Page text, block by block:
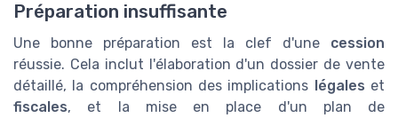
Préparation insuffisante
Une bonne préparation est la clef d'une cession
réussie. Cela inclut l'élaboration d'un dossier de vente
détaillé, la compréhension des implications
légales et
fiscales, et la mise en place d'un plan de